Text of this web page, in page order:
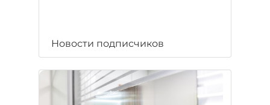
Новости подписчиков